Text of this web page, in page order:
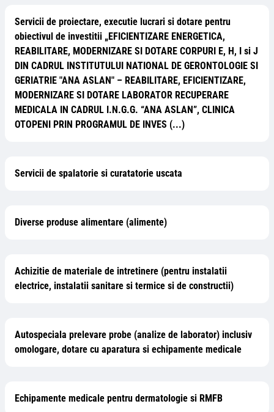
Servicii de proiectare, executie lucrari si dotare pentru
obiectivul de investitii „EFICIENTIZARE ENERGETICA,
REABILITARE, MODERNIZARE SI DOTARE CORPURI E, H, I si J
DIN CADRUL INSTITUTULUI NATIONAL DE GERONTOLOGIE SI
GERIATRIE "ANA ASLAN" – REABILITARE, EFICIENTIZARE,
MODERNIZARE SI DOTARE LABORATOR RECUPERARE
MEDICALA IN CADRUL I.N.G.G. “ANA ASLAN”, CLINICA
OTOPENI PRIN PROGRAMUL DE INVES (...)
Servicii de spalatorie si curatatorie uscata
Diverse produse alimentare (alimente)
Achizitie de materiale de intretinere (pentru instalatii
electrice, instalatii sanitare si termice si de constructii)
Autospeciala prelevare probe (analize de laborator) inclusiv
omologare, dotare cu aparatura si echipamente medicale
Echipamente medicale pentru dermatologie si RMFB